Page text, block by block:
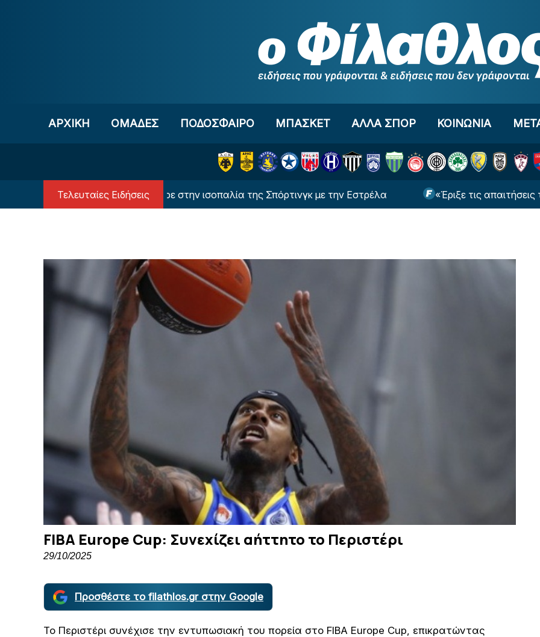
ΑΡΧΙΚΗ OΜΑΔΕΣ ΠΟΔΟΣΦΑΙΡΟ ΜΠΑΣΚΕΤ ΑΛΛΑ ΣΠΟΡ ΚΟΙΝΩΝΙΑ
Τελευταίες Ειδήσεις
Ο Ιωαννίδης σκόραρε στην ισοπαλία της Σπόρτινγκ με την Εστρέλα «Έριξε τις απαιτήσεις του ο
FIBA Europe Cup: Συνεχίζει αήττητο το Περιστέρι
29/10/2025
Προσθέστε το filathlos.gr στην Google
Το Περιστέρι συνέχισε την εντυπωσιακή του πορεία στο FIBA Europe Cup, επικρατώντας